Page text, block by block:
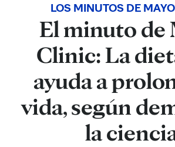
LOS MINUTOS DE
El minuto de
Clinic: La
ayuda a
vida, según
la